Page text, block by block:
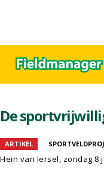
De
ARTIKEL
Hein van Iersel, zondag 8